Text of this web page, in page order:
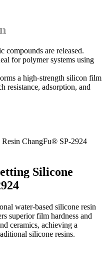
are released.
for polymer systems using
a high-strength silicon film
resistance, adsorption, and
Resin ChangFu® SP-2924
Silicone
water-based silicone resin
superior film hardness and
ceramics, achieving a
silicone resins.